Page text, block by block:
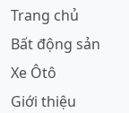
Trang chủ
Bất động sản
Xe Ôtô
Giới thiệu